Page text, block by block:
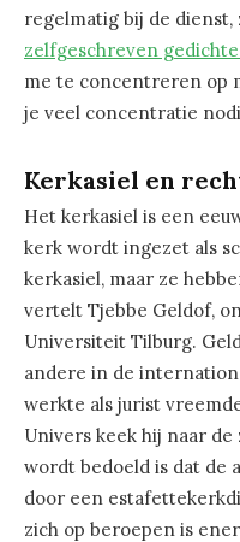
regelmatig bij de
zelfgeschreven
me te concentreren op
je veel concentratie
Kerkasiel en
Het kerkasiel is een
kerk wordt ingezet als
kerkasiel, maar ze
vertelt Tjebbe Geldof,
Universiteit Tilburg.
andere in de
werkte als jurist
Univers keek hij naar de
wordt bedoeld is dat de
door een
zich op beroepen is